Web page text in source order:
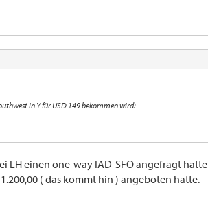
in Y für USD 149 bekommen wird:
LH einen one-way IAD-SFO angefragt hatte
( das kommt hin ) angeboten hatte.